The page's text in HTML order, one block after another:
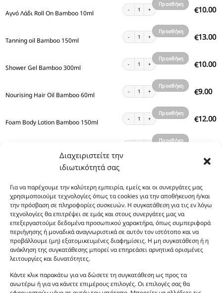
Διαχειριστείτε την
ιδιωτικότητά σας
Για να παρέχουμε την καλύτερη εμπειρία, εμείς και οι συνεργάτες μας
χρησιμοποιούμε τεχνολογίες όπως τα cookies για την αποθήκευση ή/και
την πρόσβαση σε πληροφορίες συσκευών. Η συγκατάθεση για τις εν λόγω
τεχνολογίες θα επιτρέψει σε εμάς και στους συνεργάτες μας να
επεξεργαστούμε δεδομένα προσωπικού χαρακτήρα, όπως συμπεριφορά
περιήγησης ή μοναδικά αναγνωριστικά σε αυτόν τον ιστότοπο και να
προβάλλουμε (μη) εξατομικευμένες διαφημίσεις. Η μη συγκατάθεση ή η
ανάκληση της συγκατάθεσης μπορεί να επηρεάσει αρνητικά ορισμένες
λειτουργίες και δυνατότητες.
Κάντε κλικ παρακάτω για να δώσετε τη συγκατάθεση ως προς τα
ανωτέρω ή για να κάνετε επιμέρους επιλογές. Οι επιλογές σας θα
Αγνό Λάδι Roll On Bamboo 10ml €10.00
Αγνό Λάδι Roll On Bamboo 10ml ποσότητα
Προσθήκη
καλάθι
Tanning oil Bamboo 150ml €13.00
Tanning oil Bamboo 150ml ποσότητα
Προσθήκη
καλάθι
Shower Gel Bamboo 300ml €10.00
Shower Gel Bamboo 300ml ποσότητα
Προσθήκη
καλάθι
Nourising Hair Oil Bamboo 60ml €9.00
Nourising Hair Oil Bamboo 60ml ποσότητα
Προσθήκη
καλάθι
Foam Body Lotion Bamboo 150ml €12.00
Foam Body Lotion Bamboo 150ml ποσότητα
Προσθήκη
καλάθι
Bronze Body Oil Shimmer Bamboo 100ml
Προσθήκη
καλάθι
Body Mist Bamboo 100ml €10.00
Body Mist Bamboo 100ml ποσότητα
Προσθήκη
στο
καλάθι
Body Lotion Gold Shimmer Bamboo 200ml €13.00
Body Lotion Gold Shimmer Bamboo 200ml
Προσθήκη
στο
καλάθι
Body Lotion Bamboo 200ml €12.00
Body Lotion Bamboo 200ml ποσότητα
Προσθήκη
καλάθι
Body Lotion Bamboo 100ml
Body Lotion Bamboo 100ml ποσότητα
Προσθήκη
στο